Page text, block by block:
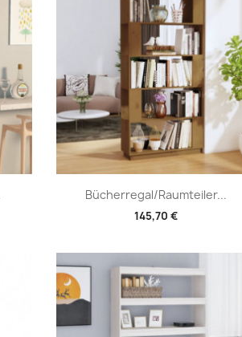
Bücherregal/Raumteiler...
145,70 €
Vorschau